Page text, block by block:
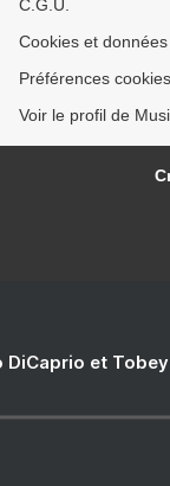
C.G.U.
Cookies et
Préférences cookies
Voir le profil de
DiCaprio et